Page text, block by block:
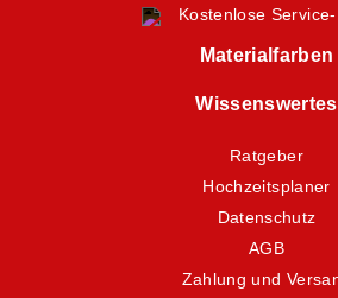
Kostenlose
Materialfarben
Wissenswertes
Ratgeber
Hochzeitsplaner
Datenschutz
AGB
Zahlung und